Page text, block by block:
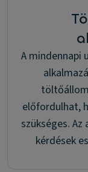
A mindennapi
előfordulhat,
szükséges.
kérdések